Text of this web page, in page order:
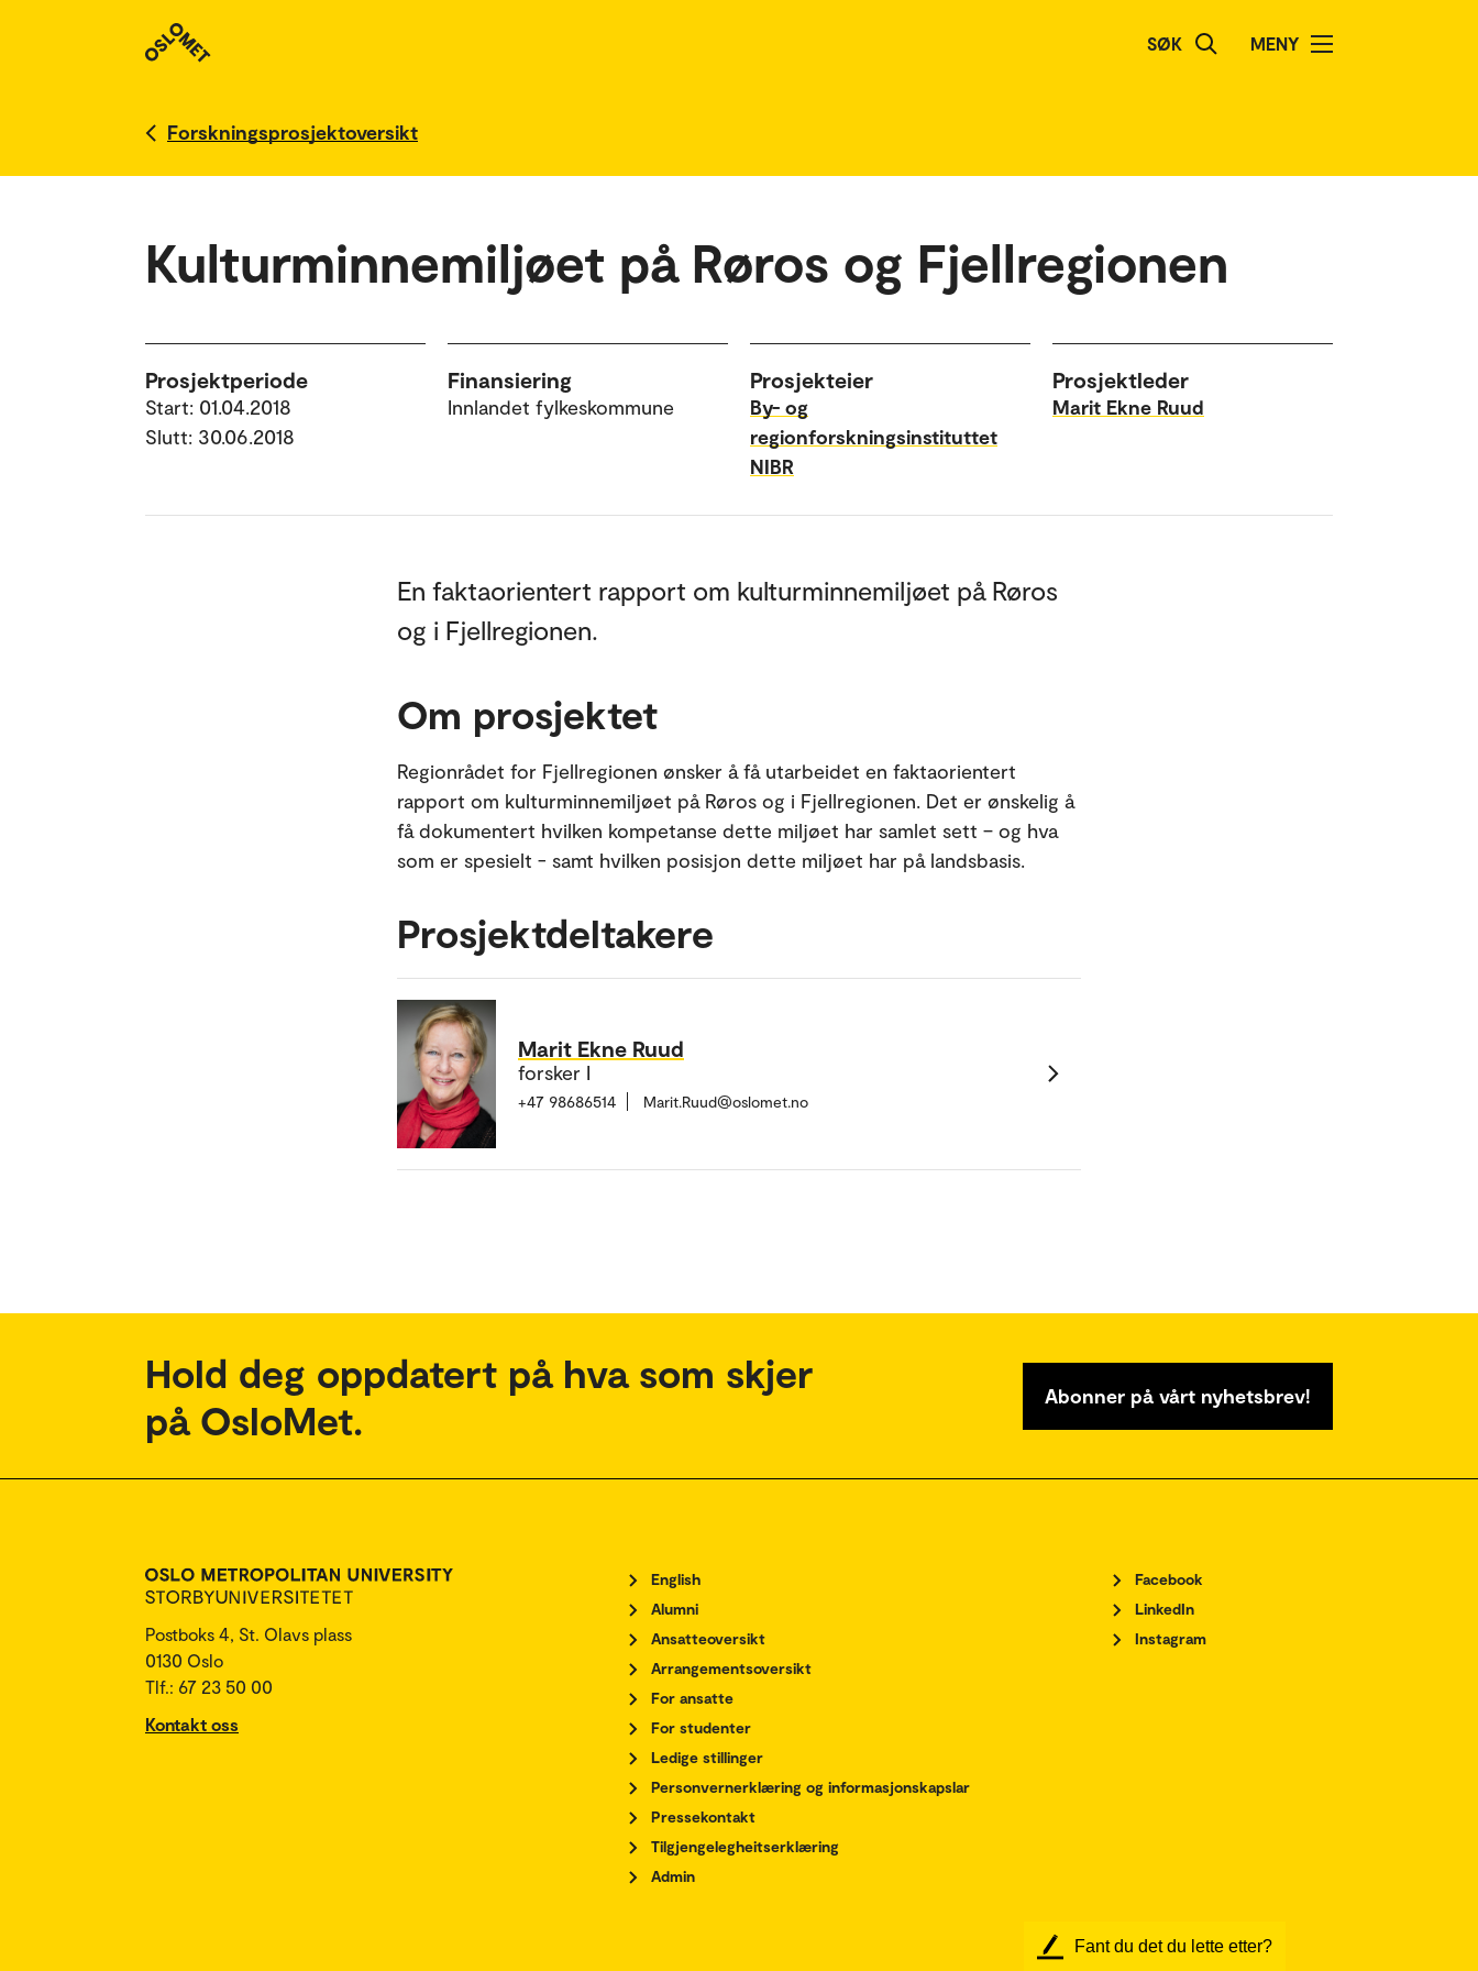
SØK MENY
Forskningsprosjektoversikt
Kulturminnemiljøet på Røros og Fjellregionen
Prosjektperiode
Start: 01.04.2018
Slutt: 30.06.2018
Finansiering
Innlandet fylkeskommune
Prosjekteier
By- og
regionforskningsinstituttet
NIBR
Prosjektleder
Marit Ekne Ruud
En faktaorientert rapport om kulturminnemiljøet på Røros
og i Fjellregionen.
Om prosjektet
Regionrådet for Fjellregionen ønsker å få utarbeidet en faktaorientert
rapport om kulturminnemiljøet på Røros og i Fjellregionen. Det er ønskelig å
få dokumentert hvilken kompetanse dette miljøet har samlet sett – og hva
som er spesielt - samt hvilken posisjon dette miljøet har på landsbasis.
Prosjektdeltakere
Marit Ekne Ruud
forsker I
+47 98686514 Marit.Ruud@oslomet.no
Hold deg oppdatert på hva som skjer
på OsloMet.
Abonner på vårt nyhetsbrev!
Postboks 4, St. Olavs plass
0130 Oslo
Tlf.: 67 23 50 00
Kontakt oss
English
Alumni
Ansatteoversikt
Arrangementsoversikt
For ansatte
For studenter
Ledige stillinger
Personvernerklæring og informasjonskapslar
Pressekontakt
Tilgjengelegheitserklæring
Admin
Facebook
LinkedIn
Instagram
Fant du det du lette etter?